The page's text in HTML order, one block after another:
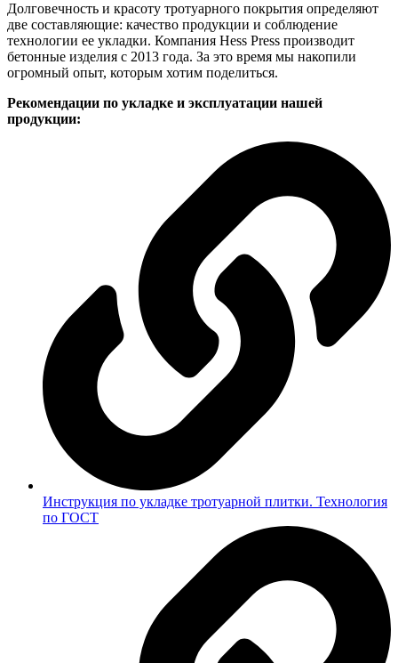
Долговечность и красоту тротуарного покрытия определяют
две составляющие: качество продукции и соблюдение
технологии ее укладки. Компания Hess Press производит
бетонные изделия с 2013 года. За это время мы накопили
огромный опыт, которым хотим поделиться.
Рекомендации по укладке и эксплуатации нашей
продукции:
Инструкция по укладке тротуарной плитки. Технология
по ГОСТ